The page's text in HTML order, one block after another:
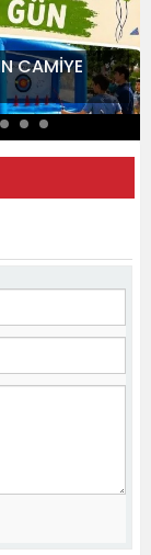
CAMİYE